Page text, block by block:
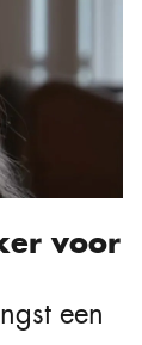
voor
een